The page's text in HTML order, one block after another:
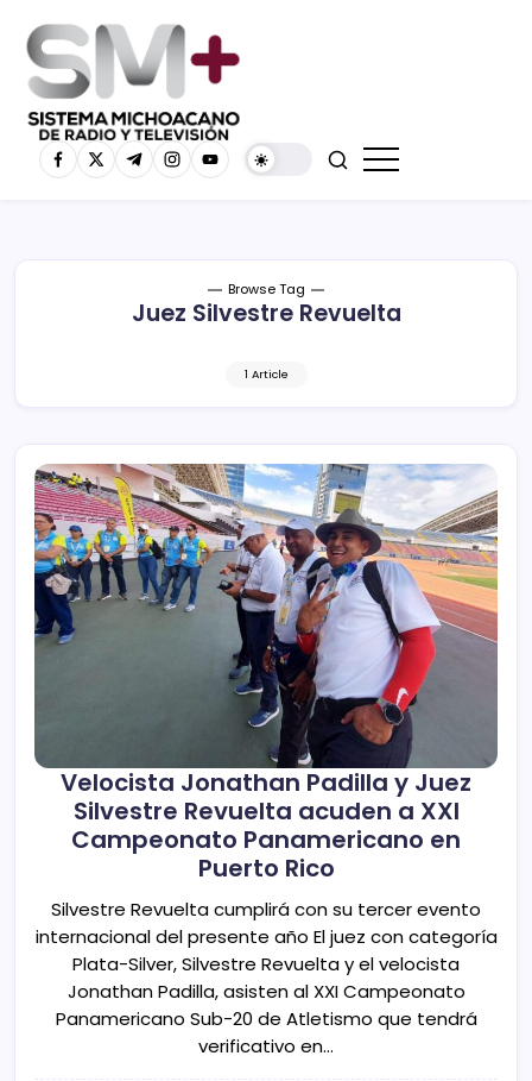
Browse Tag
Juez Silvestre Revuelta
1 Article
Velocista Jonathan Padilla y Juez
Silvestre Revuelta acuden a XXI
Campeonato Panamericano en
Puerto Rico
Silvestre Revuelta cumplirá con su tercer evento
internacional del presente año El juez con categoría
Plata-Silver, Silvestre Revuelta y el velocista
Jonathan Padilla, asisten al XXI Campeonato
Panamericano Sub-20 de Atletismo que tendrá
verificativo en…